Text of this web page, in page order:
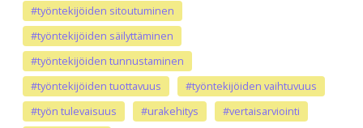
#työntekijöiden sitoutuminen
#työntekijöiden säilyttäminen
#työntekijöiden tunnustaminen
#työntekijöiden tuottavuus
#työntekijöiden vaihtuvuus
#työn tulevaisuus
#urakehitys
#vertaisarviointi